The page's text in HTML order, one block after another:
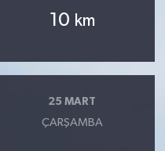
10 km
25 MART
ÇARŞAMBA